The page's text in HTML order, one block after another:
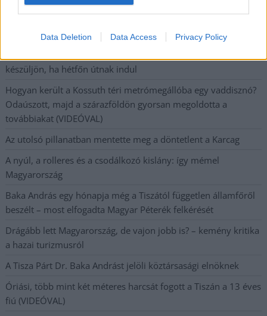
Data Deletion Data Access Privacy Policy
történt a baleset
készüljön, ha hétfőn útnak indul
Hogyan került a Kossuth téri metrómegállóba egy vaddisznó?
Odaúszott, majd a szárazföldön gyorsan megoldotta a
továbbiakat (VIDEÓVAL)
Az utolsó pillanatban mentette meg a döntetlent a Karcag
A nyúl, a rolleres és a csodálkozó kislány: így mémel
Magyarország
Baka András egy hónapja még a Tiszától független államfőről
beszélt – most elfogadta Magyar Péterék felkérését
Drágább lett Magyarország, de vajon jobb is? – kemény kritika
a hazai turizmusról
A Tisza Párt Dr. Baka Andrást jelöli köztársasági elnöknek
Óriási, több mint két méteres harcsát fogott a Tiszán a 13 éves
fiú (VIDEÓVAL)